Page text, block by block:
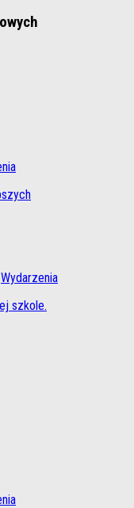
Wydarzenia
szkole.